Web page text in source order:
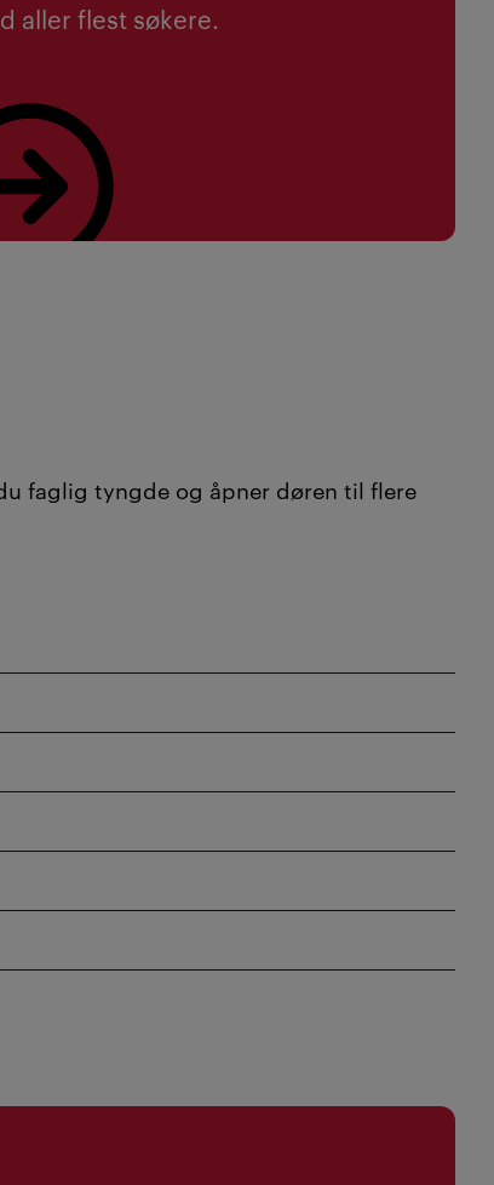
aller flest søkere.
faglig tyngde og åpner døren til flere